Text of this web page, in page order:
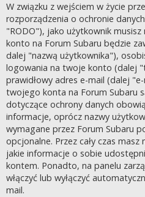
W związku z wejściem w życie
rozporządzenia o ochronie
"RODO"), jako użytkownik
konto na Forum Subaru będzie
dalej "nazwą użytkownika"),
logowania na twoje konto (dalej
prawidłowy adres e-mail (dalej
twojego konta na Forum Subaru
dotyczące ochrony danych
informacje, oprócz nazwy
wymagane przez Forum Subaru
opcjonalne. Przez cały czas
jakie informacje o sobie
kontem. Ponadto, na panelu
włączyć lub wyłączyć
mail.